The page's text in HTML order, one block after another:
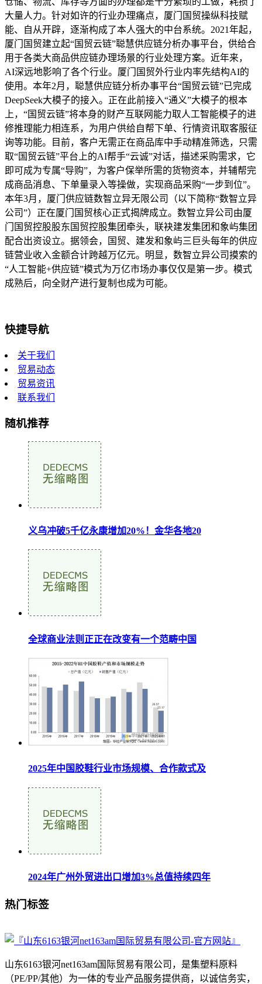
大量人力。针对如许的行业办理痛点，厦门国贸操纵科技赋
能、自从开辟，逐渐构成了本人强大的中台系统。2021年起，
厦门国贸建立起“国贸云链”聪慧供应链分析办事平台，供给合
用于各类大商品供应链办理场景的行业处理方案。近年来，
AI深远地影响了各个行业。厦门国贸外行业内率先结构AI的
使用。本年2月，聪慧供应链分析办事平台“国贸云链”已完成
DeepSeek大模子的接入。正在此前接入“通义”大模子的根本
上，“国贸云链”将本身的财产互联网能力取人工智能模子的进
修推理能力相连系，为用户供给自帮下单、行情资讯取客服征
询等功能。目前，客户无需正在商品库中手动精准筛选，只需
取“国贸云链”平台上的AI帮手“云诚”对话，描述采购需求，它
即可成为专属“导购”，为客户保举所需的货物资本，并辅帮完
成商品消息、下单量录入等操做，实现商品采购“一步到位”。
本年3月，厦门供应链数智立异无限公司（以下简称“数智立异
公司”）正在厦门国贸核心正式揭牌成立。数智立异公司由厦
门国贸控股股东国贸控股集团牵头，联袂建发集团和象屿集团
配合出资设立。据领会，国贸、建发和象屿三巨头每年的供应
链营业收入金额合计跨越万亿元。明显，数智立异公司摸索的
“人工智能+供应链”模式为万亿市场办事仅仅是第一步。模式
成熟后，向全财产进行复制也成为可能。
快捷导航
关于我们
贸易动态
贸易资讯
联系我们
随机推荐
义乌冲破5千亿永康增加20%！金华各地20
全球商业法则正正在改变有一个范畴中国
2025年中国胶鞋行业市场规模、合作款式及
2024年广州外贸进出口增加3%总值持续四年
热门标签
山东6163银河net163am国际贸易有限公司，是集塑料原料
（PE/PP/其他）为一体的专业产品服务提供商，以诚信务实，